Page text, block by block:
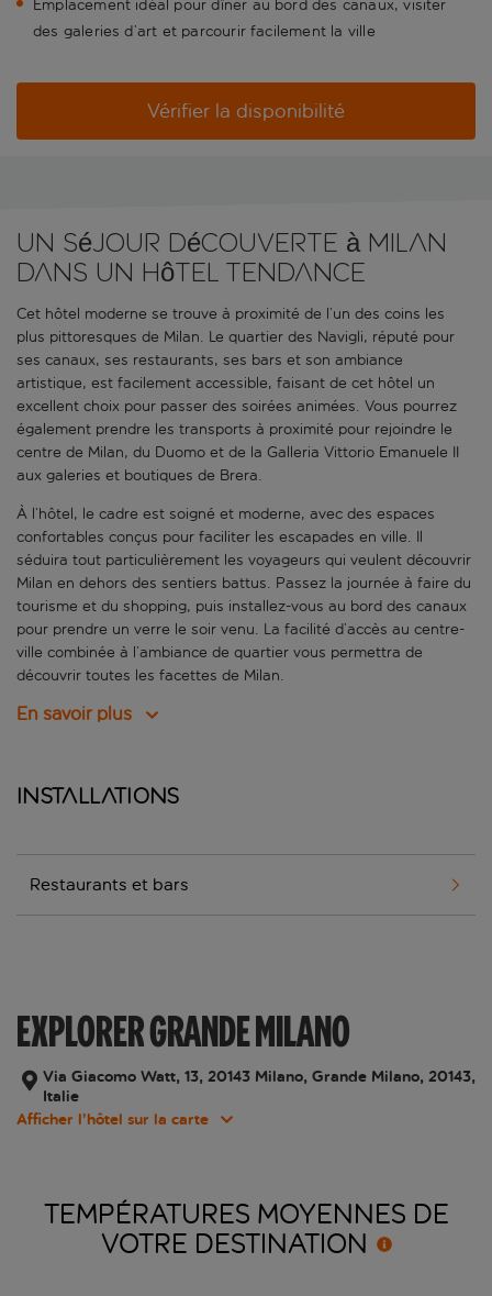
Emplacement idéal pour dîner au bord des canaux, visiter
des galeries d’art et parcourir facilement la ville
Vérifier la disponibilité
Un séjour découverte à Milan
dans un hôtel tendance
Cet hôtel moderne se trouve à proximité de l’un des coins les
plus pittoresques de Milan. Le quartier des Navigli, réputé pour
ses canaux, ses restaurants, ses bars et son ambiance
artistique, est facilement accessible, faisant de cet hôtel un
excellent choix pour passer des soirées animées. Vous pourrez
également prendre les transports à proximité pour rejoindre le
centre de Milan, du Duomo et de la Galleria Vittorio Emanuele II
aux galeries et boutiques de Brera.
À l’hôtel, le cadre est soigné et moderne, avec des espaces
confortables conçus pour faciliter les escapades en ville. Il
séduira tout particulièrement les voyageurs qui veulent découvrir
Milan en dehors des sentiers battus. Passez la journée à faire du
tourisme et du shopping, puis installez-vous au bord des canaux
pour prendre un verre le soir venu. La facilité d’accès au centre-
ville combinée à l’ambiance de quartier vous permettra de
découvrir toutes les facettes de Milan.
En savoir plus
Installations
Restaurants et bars
EXPLORER GRANDE MILANO
Via Giacomo Watt, 13, 20143 Milano, Grande Milano, 20143,
Italie
Afficher l’hôtel sur la carte
TEMPÉRATURES MOYENNES DE
VOTRE DESTINATION